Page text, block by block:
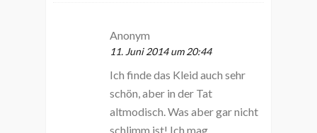
Anonym
11. Juni 2014 um 20:44
Ich finde das Kleid auch sehr
schön, aber in der Tat
altmodisch. Was aber gar nicht
schlimm ist! Ich mag